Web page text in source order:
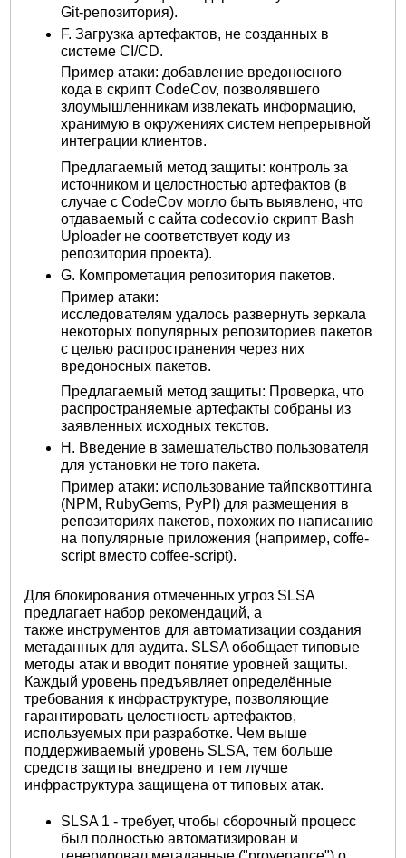
Git-репозитория).
F. Загрузка артефактов, не созданных в
системе CI/CD.
Пример атаки: добавление вредоносного
кода в скрипт CodeCov, позволявшего
злоумышленникам извлекать информацию,
хранимую в окружениях систем непрерывной
интеграции клиентов.
Предлагаемый метод защиты: контроль за
источником и целостностью артефактов (в
случае с CodeCov могло быть выявлено, что
отдаваемый с сайта codecov.io скрипт Bash
Uploader не соответствует коду из
репозитория проекта).
G. Компрометация репозитория пакетов.
Пример атаки:
исследователям удалось развернуть зеркала
некоторых популярных репозиториев пакетов
с целью распространения через них
вредоносных пакетов.
Предлагаемый метод защиты: Проверка, что
распространяемые артефакты собраны из
заявленных исходных текстов.
H. Введение в замешательство пользователя
для установки не того пакета.
Пример атаки: использование тайпсквоттинга
(NPM, RubyGems, PyPI) для размещения в
репозиториях пакетов, похожих по написанию
на популярные приложения (например, coffe-
script вместо coffee-script).
Для блокирования отмеченных угроз SLSA
предлагает набор рекомендаций, а
также инструментов для автоматизации создания
метаданных для аудита. SLSA обобщает типовые
методы атак и вводит понятие уровней защиты.
Каждый уровень предъявляет определённые
требования к инфраструктуре, позволяющие
гарантировать целостность артефактов,
используемых при разработке. Чем выше
поддерживаемый уровень SLSA, тем больше
средств защиты внедрено и тем лучше
инфраструктура защищена от типовых атак.
SLSA 1 - требует, чтобы сборочный процесс
был полностью автоматизирован и